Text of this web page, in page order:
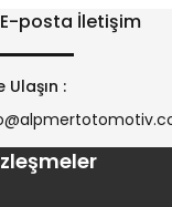
E-posta İletişim
Ulaşın :